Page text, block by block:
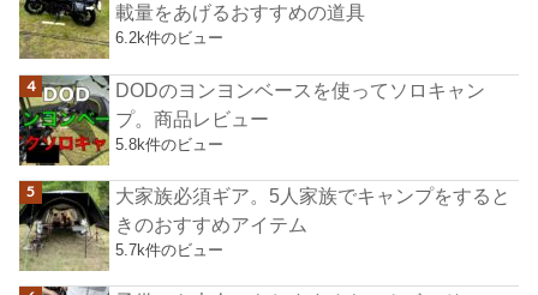
載量をあげるおすすめの道具
6.2k件のビュー
DODのヨンヨンベースを使ってソロキャン
プ。商品レビュー
5.8k件のビュー
大家族必須ギア。5人家族でキャンプをすると
きのおすすめアイテム
5.7k件のビュー